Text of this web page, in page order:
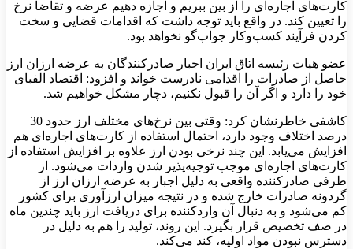
کارت‌های اجاره‌ای را از بین ببریم و اجازه دهیم عرضه و تقاضا نرخ
را تعیین کند. در واقع باید توجه داشت که اقدامات قضایی و سخت
کردن فرآیند کسب‌وکار جواب‌گو نخواهد بود.
عضو هیات رئیسه اتاق ایران اجبار صادرکنندگان به عرضه ارزان ارز
حاصل از صادرات را اقدامی نادرست خواند و افزود: اقتصاد الفبای
خود را دارد و اگر آن را قبول نکنیم، دچار مشکل خواهیم شد.
کاشفی خاطرنشان کرد: وقتی بین نرخ‌های مختلف ارز حدود 30
درصد اختلاف وجود دارد، احتمال استفاده از کارت‌های اجاره‌ای هم
افزایش می‌یابد. این چند نرخی بودن ارز علاوه بر افزایش استفاده از
کارت‌های اجاره‌ای موجب توجیه‌پذیر شدن واردات می‌شود. از
طرفی صادرکننده واقعی به دلیل اجبار به عرضه ارزان ارز از
گردونه صادرات خارج شده و در نتیجه میزان ارزآوری برای کشور
کم می‌شود و به دنبال آن واردکننده برای دریافت ارز باید چندین ماه
در صف تخصیص قرار بگیرد. این روند، تولید را هم به دلیل در
دسترس نبودن مواد اولیه، کند می‌کند.